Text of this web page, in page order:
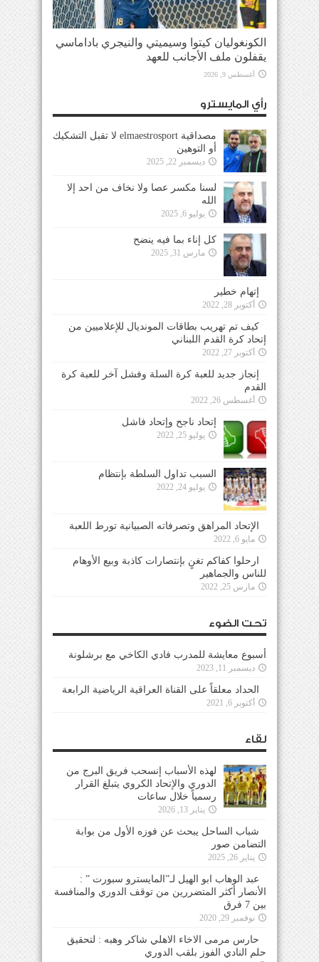
الكونغوليان كيتوا وسيميتي والنيجري باداماسي
يقفلون ملف الأجانب للعهد
أغسطس 9, 2026
رأي المايسترو
مصداقية elmaestrosport لا تقبل التشكيك
أو التوهين
ديسمبر 22, 2025
لسنا مكسر عصا ولا نخاف من احد إلا
الله
يوليو 6, 2025
كل إناء بما فيه ينضح
مارس 31, 2025
إتهام خطير
أكتوبر 28, 2022
كيف تم تهريب بطاقات المونديال للإعلاميين من
إتحاد كرة القدم اللبناني
أكتوبر 27, 2022
إنجاز جديد للعبة كرة السلة وفشل آخر للعبة كرة
القدم
أغسطس 26, 2022
إتحاد ناجح وإتحاد فاشل
يوليو 25, 2022
السبب تداول السلطة بإنتظام
يوليو 24, 2022
الإتحاد المراهق وتصرفاته الصبيانية تورط اللعبة
مايو 6, 2022
ارحلوا كفاكم تغنٍ بإنتصارات كاذبة وبيع الأوهام
للناس والجماهير
مارس 25, 2022
تحت الضوء
أسبوع معايشة للمدرب فادي الكاخي مع برشلونة
ديسمبر 11, 2023
الحداد معلقاً على القناة العراقية الرياضية الرابعة
أكتوبر 6, 2021
لقاء
لهذه الأسباب إنسحب فريق البرج من
الدوري والإتحاد الكروي يتبلغ القرار
رسمياً خلال ساعات
يناير 13, 2026
شباب الساحل يبحث عن فوزه الأول من بوابة
التضامن صور
يناير 26, 2025
عبد الوهاب ابو الهيل لـ”المايسترو سبورت ” :
الأنصار أكثر المتضررين من توقف الدوري والمنافسة
بين 7 فرق
نوفمبر 29, 2020
حارس مرمى الاخاء الاهلي شاكر وهبه : لتحقيق
حلم النادي الفوز بلقب الدوري